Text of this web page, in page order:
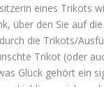
eines Trikots
über den Sie auf
die Trikots/
Trikot (oder
Glück gehört ein